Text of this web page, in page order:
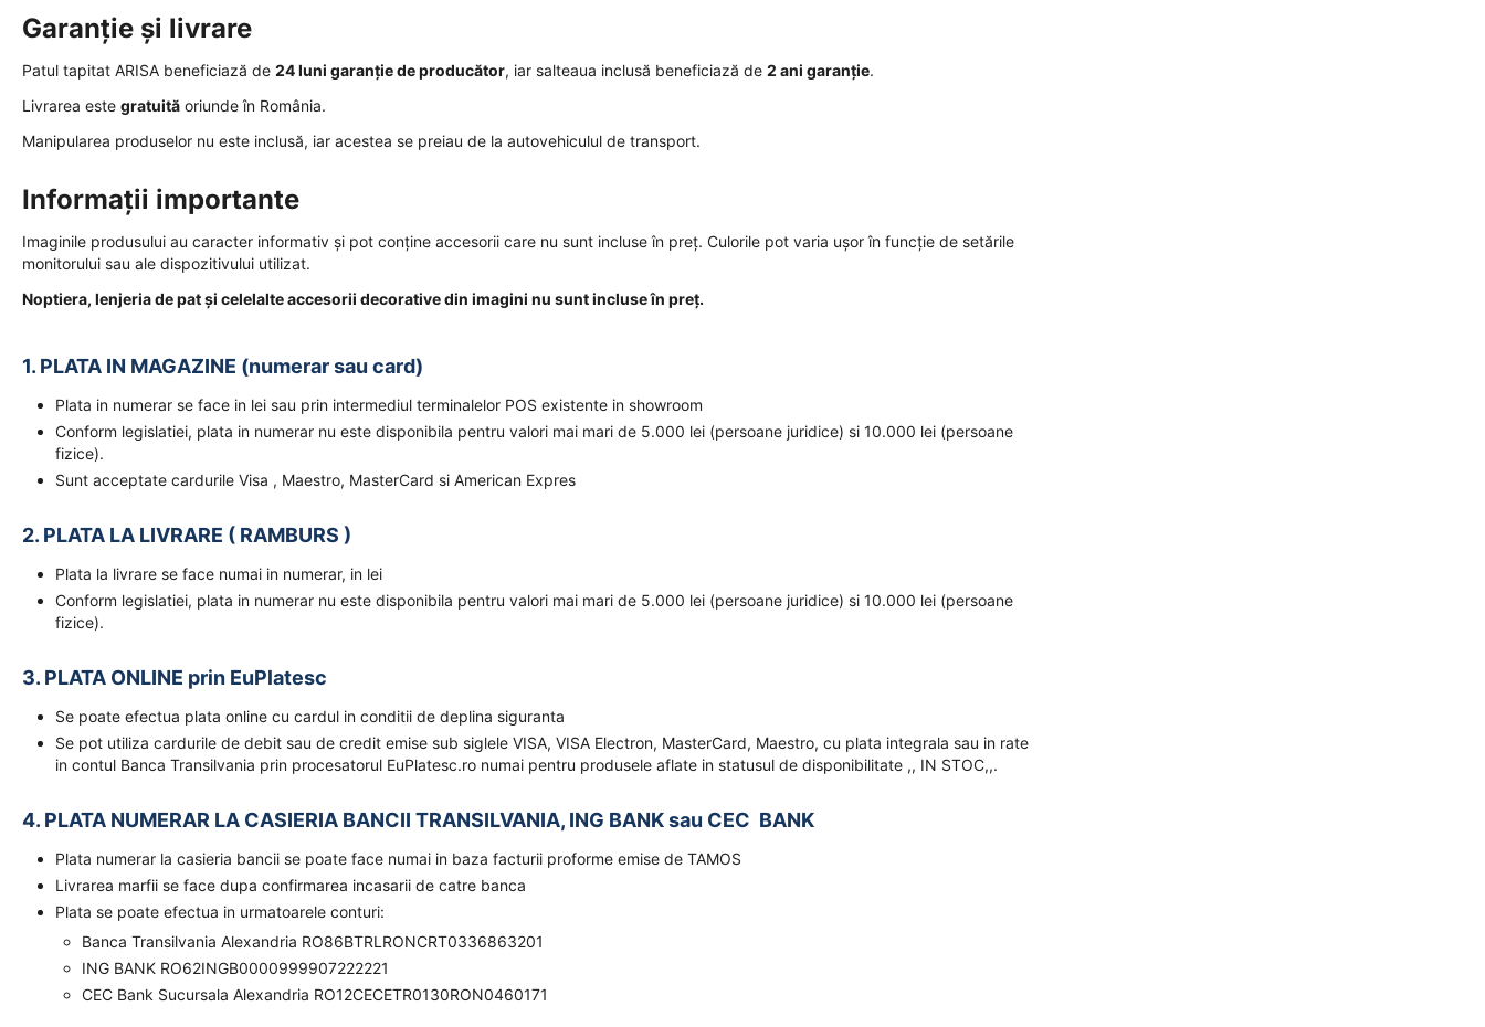
Garanție și livrare
Patul tapitat ARISA beneficiază de 24 luni garanție de producător, iar salteaua inclusă beneficiază de 2 ani garanție.
Livrarea este gratuită oriunde în România.
Manipularea produselor nu este inclusă, iar acestea se preiau de la autovehiculul de transport.
Informații importante
Imaginile produsului au caracter informativ și pot conține accesorii care nu sunt incluse în preț. Culorile pot varia ușor în funcție de setările
monitorului sau ale dispozitivului utilizat.
Noptiera, lenjeria de pat și celelalte accesorii decorative din imagini nu sunt incluse în preț.
1. PLATA IN MAGAZINE (numerar sau card)
Plata in numerar se face in lei sau prin intermediul terminalelor POS existente in showroom
Conform legislatiei, plata in numerar nu este disponibila pentru valori mai mari de 5.000 lei (persoane juridice) si 10.000 lei (persoane
fizice).
Sunt acceptate cardurile Visa , Maestro, MasterCard si American Expres
2. PLATA LA LIVRARE ( RAMBURS )
Plata la livrare se face numai in numerar, in lei
Conform legislatiei, plata in numerar nu este disponibila pentru valori mai mari de 5.000 lei (persoane juridice) si 10.000 lei (persoane
fizice).
3. PLATA ONLINE prin EuPlatesc
Se poate efectua plata online cu cardul in conditii de deplina siguranta
Se pot utiliza cardurile de debit sau de credit emise sub siglele VISA, VISA Electron, MasterCard, Maestro, cu plata integrala sau in rate
in contul Banca Transilvania prin procesatorul EuPlatesc.ro numai pentru produsele aflate in statusul de disponibilitate ,, IN STOC,,.
4. PLATA NUMERAR LA CASIERIA BANCII TRANSILVANIA, ING BANK sau CEC BANK
Plata numerar la casieria bancii se poate face numai in baza facturii proforme emise de TAMOS
Livrarea marfii se face dupa confirmarea incasarii de catre banca
Plata se poate efectua in urmatoarele conturi:
Banca Transilvania Alexandria RO86BTRLRONCRT0336863201
ING BANK RO62INGB0000999907222221
CEC Bank Sucursala Alexandria RO12CECETR0130RON0460171